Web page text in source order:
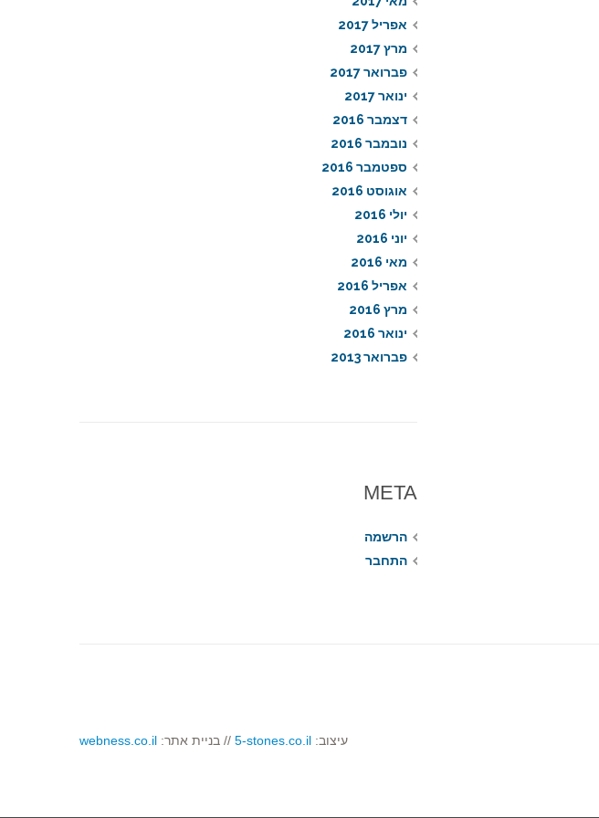
אפריל 2017
מרץ 2017
פברואר 2017
ינואר 2017
דצמבר 2016
נובמבר 2016
ספטמבר 2016
אוגוסט 2016
יולי 2016
יוני 2016
מאי 2016
אפריל 2016
מרץ 2016
ינואר 2016
פברואר 2013
META
הרשמה
התחבר
עיצוב: 5-stones.co.il // בניית אתר: webness.co.il